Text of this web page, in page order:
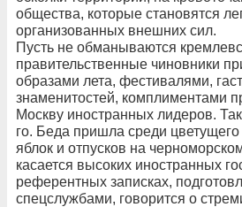
общества, которые становятся
организованных внешних сил.
Пусть не обманываются
правительственные чиновники
образами лета, фестивалями,
знаменитостей, комплиментами
Москву иностранных лидеров.
го. Беда пришла среди
яблок и отпусков на
касается высоких иностранных
референтных записках,
спецслужбами, говорится о